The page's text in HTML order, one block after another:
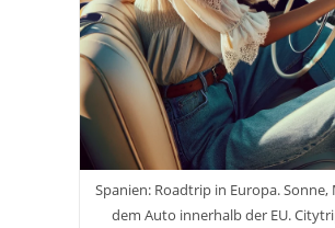
Spanien: Roadtrip in Europa.
dem Auto innerhalb der EU.